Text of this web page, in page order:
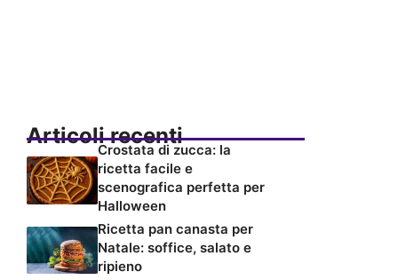
Articoli recenti
Crostata di zucca: la
ricetta facile e
scenografica perfetta per
Halloween
Ricetta pan canasta per
Natale: soffice, salato e
ripieno